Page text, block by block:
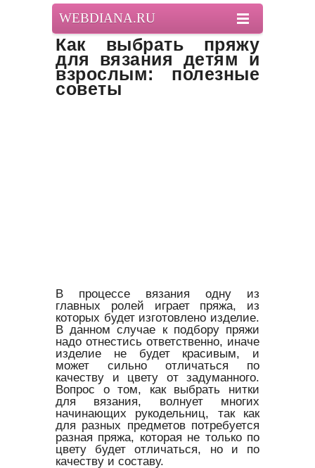
WEBDIANA.RU
Как выбрать пряжу
для вязания детям и
взрослым: полезные
советы
В процессе вязания одну из
главных ролей играет пряжа, из
которых будет изготовлено изделие.
В данном случае к подбору пряжи
надо отнестись ответственно, иначе
изделие не будет красивым, и
может сильно отличаться по
качеству и цвету от задуманного.
Вопрос о том, как выбрать нитки
для вязания, волнует многих
начинающих рукодельниц, так как
для разных предметов потребуется
разная пряжа, которая не только по
цвету будет отличаться, но и по
качеству и составу.